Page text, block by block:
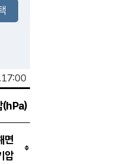
(hPa)
면
압